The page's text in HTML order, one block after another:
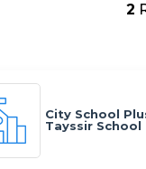
2
City School
Tayssir School